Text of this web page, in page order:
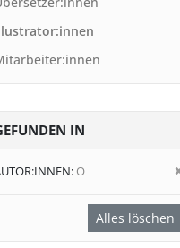
IN
O
Alles löschen